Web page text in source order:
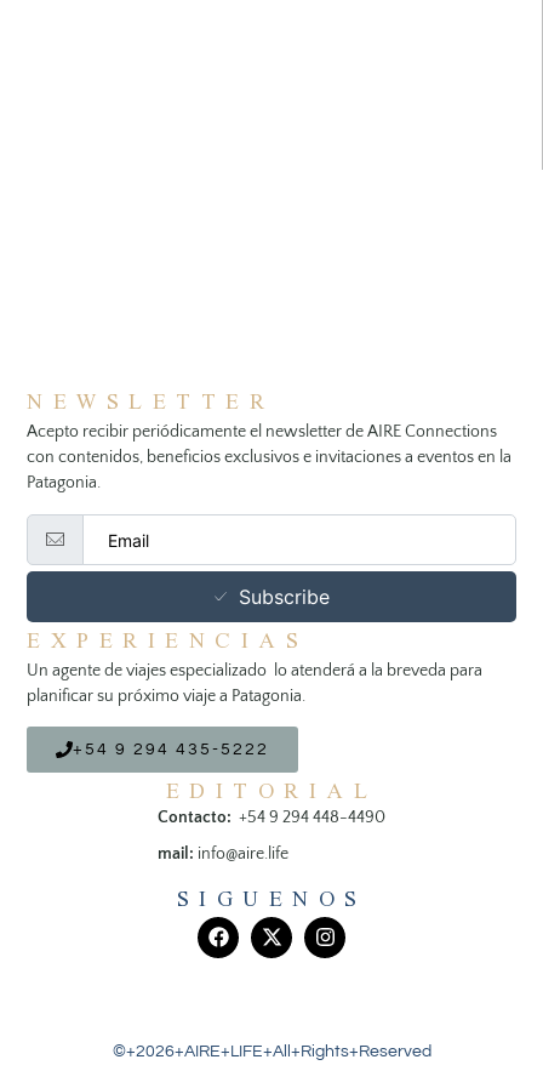
NEWSLETTER
Acepto recibir periódicamente el newsletter de AIRE Connections
con contenidos, beneficios exclusivos e invitaciones a eventos en la
Patagonia.
Subscribe
EXPERIENCIAS
Un agente de viajes especializado lo atenderá a la breveda para
planificar su próximo viaje a Patagonia.
+54 9 294 435-5222
EDITORIAL
Contacto: +54 9 294 448-4490
mail: info@aire.life
SIGUENOS
©+2026+AIRE+LIFE+All+Rights+Reserved